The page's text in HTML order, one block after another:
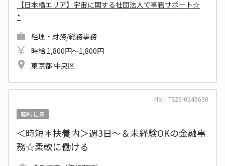
【日本橋エリア】宇宙に関する社団法人で事務サポート☆
*
経理・財務/総務事務
時給 1,800円～1,800円
東京都 中央区
No：TS26-0249630
契約社員
＜時短＊扶養内＞週3日～＆未経験OKの金融事
務☆柔軟に働ける